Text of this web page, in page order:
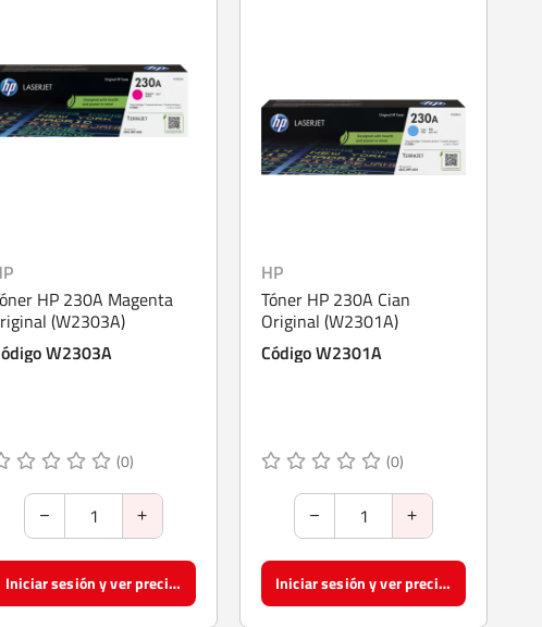
HP 230A Magenta
(W2303A)
W2303A
(0)
Iniciar sesión y ver precios
HP
Tóner HP 230A Cian
Original (W2301A)
Código W2301A
(0)
Iniciar sesión y ver precios